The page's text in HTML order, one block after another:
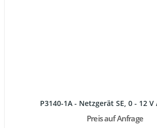
P3140-1A - Netzgerät SE, 0 - 12 V
Preis auf Anfrage